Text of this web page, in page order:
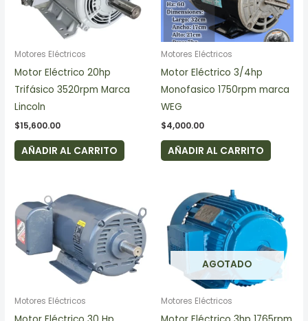
Motores Eléctricos
Motor Eléctrico 20hp
Trifásico 3520rpm Marca
Lincoln
$15,600.00
AÑADIR AL CARRITO
Motores Eléctricos
Motor Eléctrico 3/4hp
Monofasico 1750rpm marca
WEG
$4,000.00
AÑADIR AL CARRITO
Motores Eléctricos
AGOTADO
Motores Eléctricos